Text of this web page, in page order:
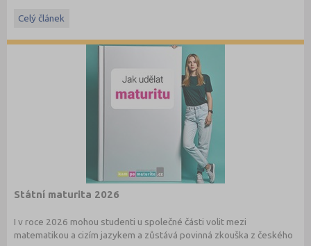
Celý článek
Státní maturita 2026
I v roce 2026 mohou studenti u společné části volit mezi
matematikou a cizím jazykem a zůstává povinná zkouška z českého